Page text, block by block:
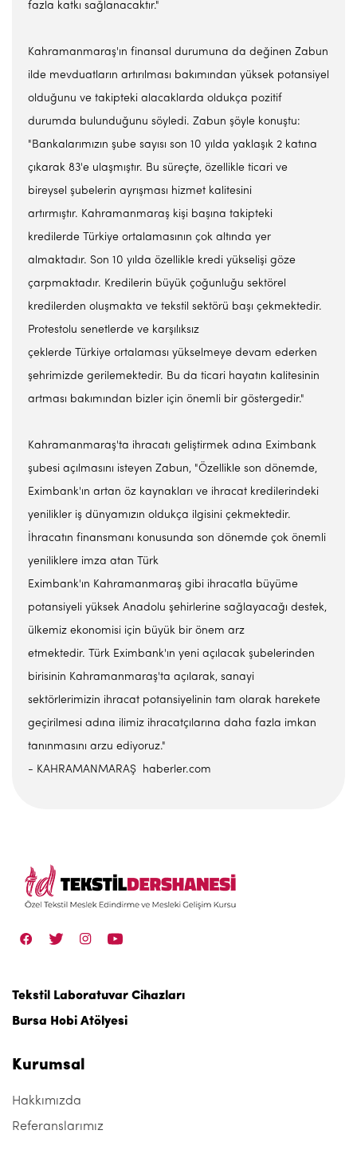
fazla katkı sağlanacaktır."
Kahramanmaraş'ın finansal durumuna da değinen Zabun
ilde mevduatların artırılması bakımından yüksek potansiyel
olduğunu ve takipteki alacaklarda oldukça pozitif
durumda bulunduğunu söyledi. Zabun şöyle konuştu:
"Bankalarımızın şube sayısı son 10 yılda yaklaşık 2 katına
çıkarak 83'e ulaşmıştır. Bu süreçte, özellikle ticari ve
bireysel şubelerin ayrışması hizmet kalitesini
artırmıştır. Kahramanmaraş kişi başına takipteki
kredilerde Türkiye ortalamasının çok altında yer
almaktadır. Son 10 yılda özellikle kredi yükselişi göze
çarpmaktadır. Kredilerin büyük çoğunluğu sektörel
kredilerden oluşmakta ve tekstil sektörü başı çekmektedir.
Protestolu senetlerde ve karşılıksız
çeklerde Türkiye ortalaması yükselmeye devam ederken
şehrimizde gerilemektedir. Bu da ticari hayatın kalitesinin
artması bakımından bizler için önemli bir göstergedir."
Kahramanmaraş'ta ihracatı geliştirmek adına Eximbank
şubesi açılmasını isteyen Zabun, "Özellikle son dönemde,
Eximbank'ın artan öz kaynakları ve ihracat kredilerindeki
yenilikler iş dünyamızın oldukça ilgisini çekmektedir.
İhracatın finansmanı konusunda son dönemde çok önemli
yeniliklere imza atan Türk
Eximbank'ın Kahramanmaraş gibi ihracatla büyüme
potansiyeli yüksek Anadolu şehirlerine sağlayacağı destek,
ülkemiz ekonomisi için büyük bir önem arz
etmektedir. Türk Eximbank'ın yeni açılacak şubelerinden
birisinin Kahramanmaraş'ta açılarak, sanayi
sektörlerimizin ihracat potansiyelinin tam olarak harekete
geçirilmesi adına ilimiz ihracatçılarına daha fazla imkan
tanınmasını arzu ediyoruz."
- KAHRAMANMARAŞ haberler.com
Tekstil Laboratuvar Cihazları
Bursa Hobi Atölyesi
Kurumsal
Hakkımızda
Referanslarımız